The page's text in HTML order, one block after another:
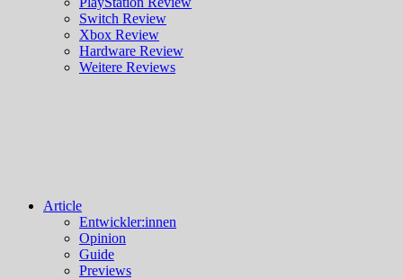
Switch Review
Xbox Review
Hardware Review
Weitere Reviews
Article
Entwickler:innen
Opinion
Guide
Previews